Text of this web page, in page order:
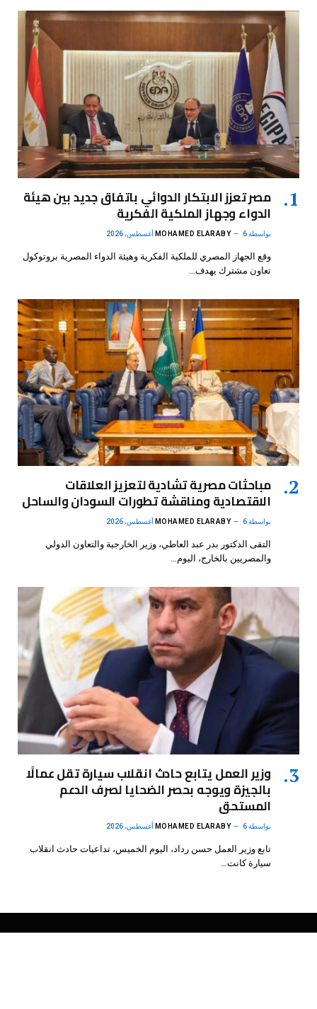
مصر تعزز الابتكار الدوائي باتفاق جديد بين هيئة
الدواء وجهاز الملكية الفكرية
بواسطة MOHAMED ELARABY 6 أغسطس، 2026
وقع الجهاز المصري للملكية الفكرية وهيئة الدواء المصرية بروتوكول
تعاون مشترك يهدف…
مباحثات مصرية تشادية لتعزيز العلاقات
الاقتصادية ومناقشة تطورات السودان والساحل
بواسطة MOHAMED ELARABY 6 أغسطس، 2026
التقى الدكتور بدر عبد العاطي، وزير الخارجية والتعاون الدولي
والمصريين بالخارج، اليوم…
وزير العمل يتابع حادث انقلاب سيارة تقل عمالًا
بالجيزة ويوجه بحصر الضحايا لصرف الدعم
المستحق
بواسطة MOHAMED ELARABY 6 أغسطس، 2026
تابع وزير العمل حسن رداد، اليوم الخميس، تداعيات حادث انقلاب
سيارة كانت…